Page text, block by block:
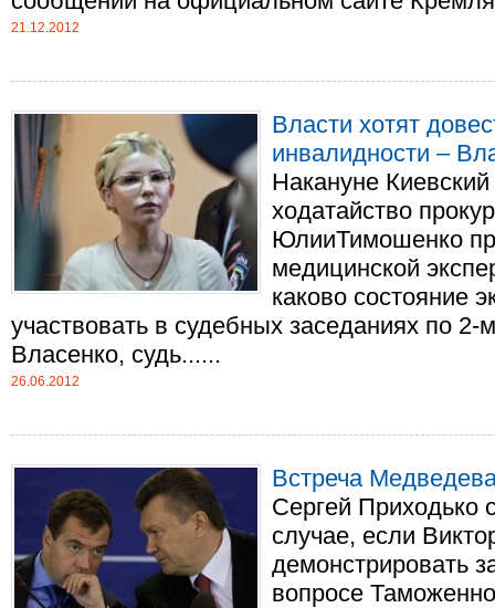
21.12.2012
Власти хотят
инвалидности –
Накануне
ходатайство
ЮлииТимошенко
медицинской
каково состояние
участвовать в судебных заседаниях по
Власенко, судь......
26.06.2012
Встреча
Сергей Приходько
случае, если
демонстрировать
вопросе